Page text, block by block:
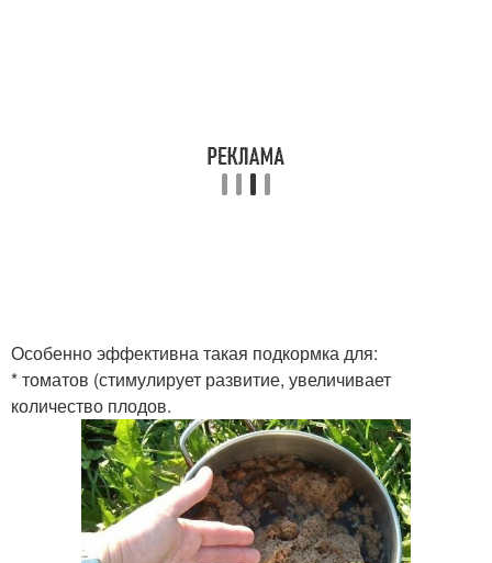
Особенно эффективна такая подкормка для:
* томатов (стимулирует развитие, увеличивает
количество плодов.